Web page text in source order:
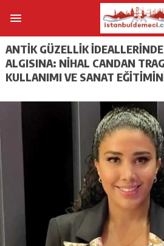
ANTIK GÜZELLIK
ALGISINA: NIHAL CANDAN
KULLANIMI VE SANAT